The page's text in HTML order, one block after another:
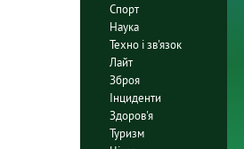
Спорт
Наука
Техно і зв'язок
Лайт
Зброя
Інциденти
Здоров'я
Туризм